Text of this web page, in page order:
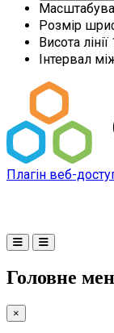
Розмір
Висота лінії
Інтервал
Плагін веб-
Головне
×